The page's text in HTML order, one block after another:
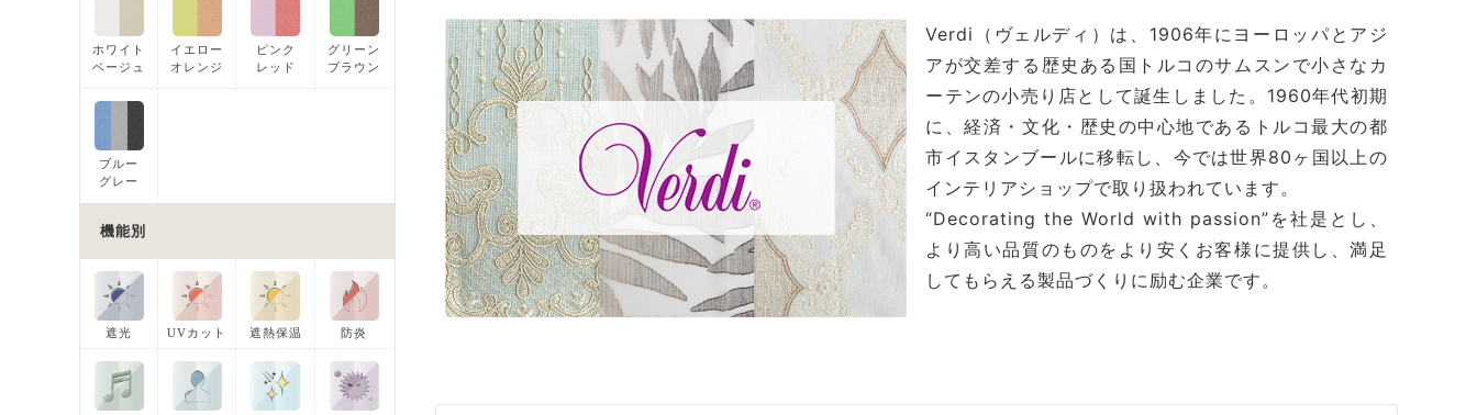
Verdi（ヴェルディ）は、1906年にヨーロッパとアジ
アが交差する歴史ある国トルコのサムスンで小さなカ
ーテンの小売り店として誕生しました。1960年代初期
に、経済・文化・歴史の中心地であるトルコ最大の都
市イスタンブールに移転し、今では世界80ヶ国以上の
インテリアショップで取り扱われています。
“Decorating the World with passion”を社是とし、
より高い品質のものをより安くお客様に提供し、満足
してもらえる製品づくりに励む企業です。
ホワイト
ベージュ
イエロー
オレンジ
ピンク
レッド
グリーン
ブラウン
ブルー
グレー
機能別
遮光 UVカット 遮熱保温 防炎